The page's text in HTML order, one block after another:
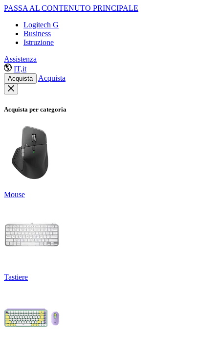
PASSA AL CONTENUTO PRINCIPALE
Logitech G
Business
Istruzione
Assistenza
IT,it
Acquista Acquista
Acquista per categoria
Mouse
Tastiere